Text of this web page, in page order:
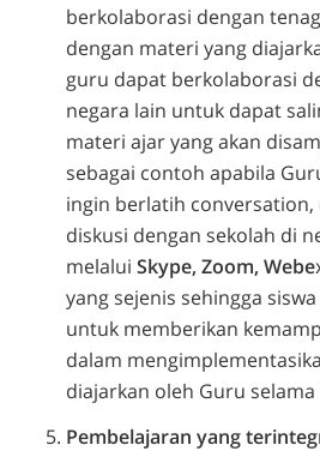
berkolaborasi dengan
dengan materi yang
guru dapat berkolaborasi
negara lain untuk dapat
materi ajar yang akan
sebagai contoh apabila
ingin berlatih conversation,
diskusi dengan sekolah di
melalui Skype, Zoom, Webe
yang sejenis sehingga
untuk memberikan
dalam
diajarkan oleh Guru selama
Pembelajaran yang